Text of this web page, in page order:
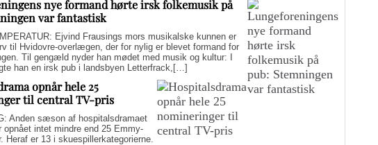
nye formand hørte irsk folkemusik på
var fantastisk
Ejvind Frausings mors musikalske kunnen er
til Hvidovre-overlægen, der for nylig er blevet formand for
Til gengæld nyder han mødet med musik og kultur: I
han en irsk pub i landsbyen Letterfrack,[…]
opnår hele 25
til central TV-pris
Anden sæson af hospitalsdramaet
opnået intet mindre end 25 Emmy-
Heraf er 13 i skuespillerkategorierne.